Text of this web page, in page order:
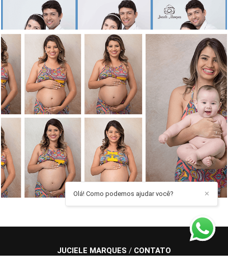
2909
JUCIELE MARQUES / CONTATO
✕
Olá! Como podemos ajudar você?